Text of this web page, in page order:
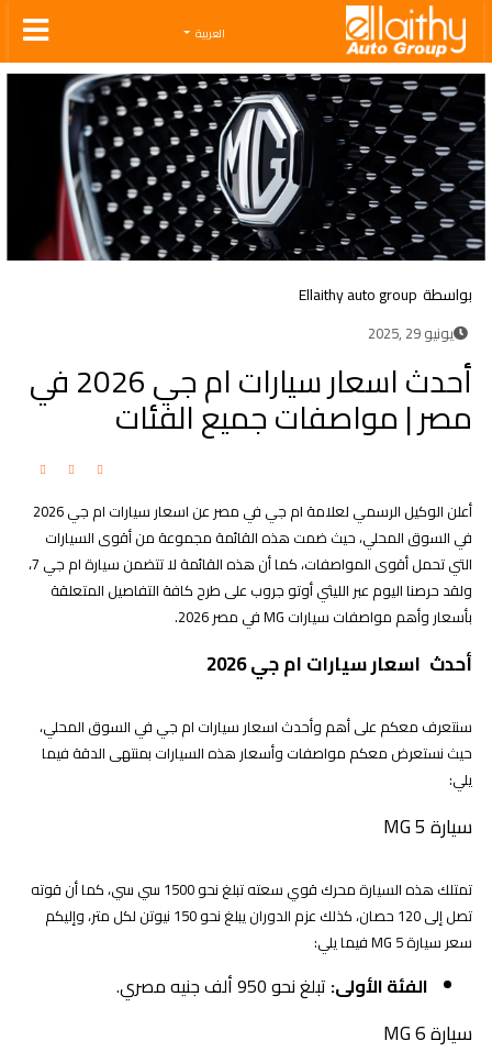
Ellaithy Auto Group
العربية
بواسطة Ellaithy auto group
يونيو 29 ,2025
أحدث اسعار سيارات ام جي 2026 في
مصر | مواصفات جميع الفئات
أعلن الوكيل الرسمي لعلامة ام جي في مصر عن اسعار سيارات ام جي 2026
في السوق المحلي، حيث ضمت هذه القائمة مجموعة من أقوى السيارات
التي تحمل أقوى المواصفات، كما أن هذه القائمة لا تتضمن سيارة ام جي 7،
ولقد حرصنا اليوم عبر الليثي أوتو جروب على طرح كافة التفاصيل المتعلقة
بأسعار وأهم مواصفات سيارات MG في مصر 2026.
أحدث اسعار سيارات ام جي 2026
سنتعرف معكم على أهم وأحدث اسعار سيارات ام جي في السوق المحلي،
حيث نستعرض معكم مواصفات وأسعار هذه السيارات بمنتهى الدقة فيما
يلي:
سيارة MG 5
تمتلك هذه السيارة محرك قوي سعته تبلغ نحو 1500 سي سي، كما أن قوته
تصل إلى 120 حصان، كذلك عزم الدوران يبلغ نحو 150 نيوتن لكل متر، وإليكم
سعر سيارة MG 5 فيما يلي:
الفئة الأولى: تبلغ نحو 950 ألف جنيه مصري.
سيارة MG 6